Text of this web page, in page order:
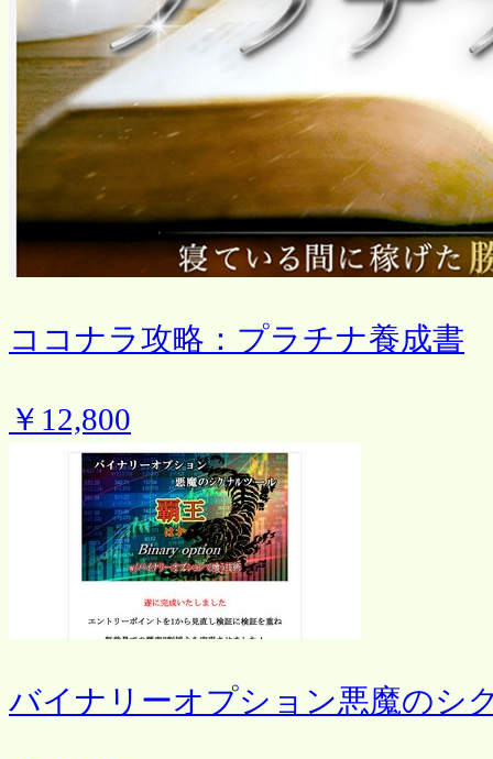
ココナラ攻略：プラチナ養成書
￥12,800
バイナリーオプション悪魔のシ